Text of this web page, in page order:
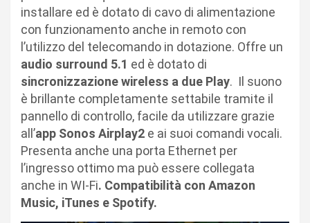
installare ed è dotato di cavo di alimentazione
con funzionamento anche in remoto con
l’utilizzo del telecomando in dotazione. Offre un
audio surround 5.1 ed è dotato di
sincronizzazione wireless a due Play. Il suono
è brillante completamente settabile tramite il
pannello di controllo, facile da utilizzare grazie
all’app Sonos Airplay2 e ai suoi comandi vocali.
Presenta anche una porta Ethernet per
l’ingresso ottimo ma può essere collegata
anche in WI-Fi. Compatibilità con Amazon
Music, iTunes e Spotify.